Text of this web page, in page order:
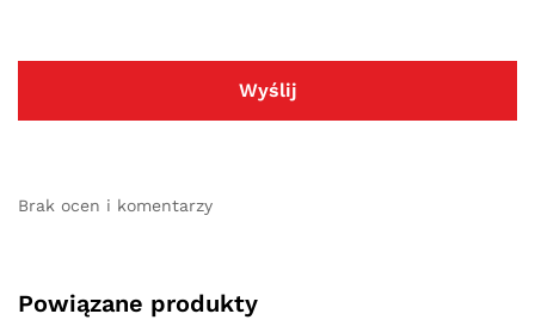
Brak ocen i komentarzy
Powiązane produkty